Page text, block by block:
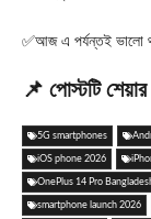
✅আজ এ পর্যন্তই ভালো
📌 পোস্টটি
5G smartphones
iOS phone 2026
OnePlus 14 Pro
smartphone launch 2026